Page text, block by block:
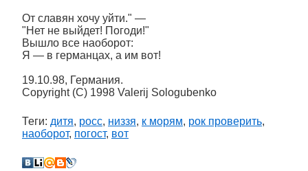
От славян хочу уйти." —
"Нет не выйдет! Погоди!"
Вышло все наоборот:
Я — в германцах, а им вот!
19.10.98, Германия.
Copyright (C) 1998 Valerij Sologubenko
Теги: дитя, росс, низзя, к морям, рок проверить,
наоборот, погост, вот